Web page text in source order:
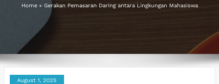
Home» Gerakan Pemasaran Daring antara Lingkungan Mahasiswa
August 1, 2025